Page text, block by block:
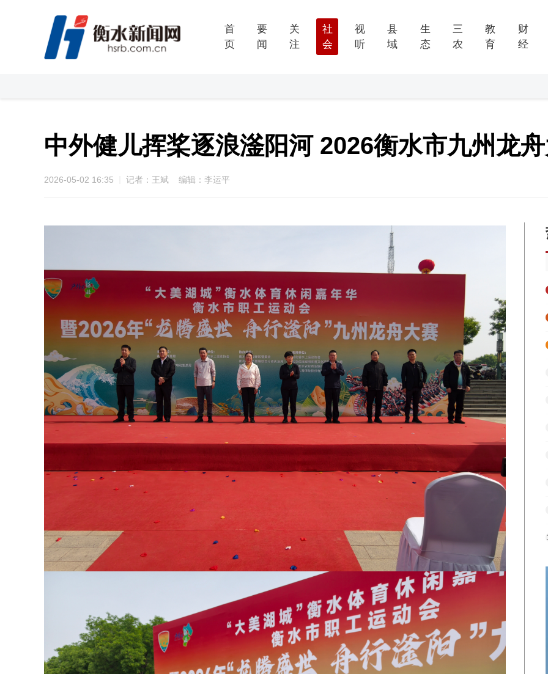
首
页
要
闻
关
注
社
会
视
听
县
域
生
态
三
农
教
育
财
经
中外健儿挥桨逐浪滏阳河 2026衡水市九州龙
2026-05-02 16:35 记者：王斌 编辑：李运平